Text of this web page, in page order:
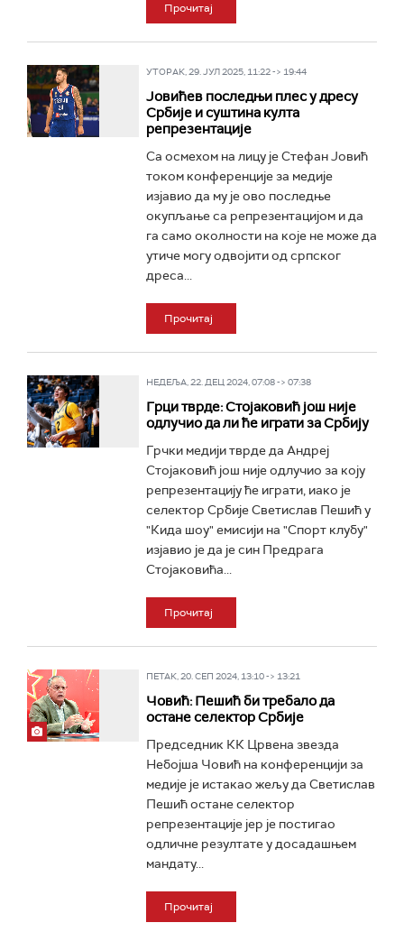
Прочитај
УТОРАК, 29. ЈУЛ 2025, 11:22 -> 19:44
Јовићев последњи плес у дресу
Србије и суштина култа
репрезентације
Са осмехом на лицу је Стефан Јовић
током конференције за медије
изјавио да му је ово последње
окупљање са репрезентацијом и да
га само околности на које не може да
утиче могу одвојити од српског
дреса...
Прочитај
НЕДЕЉА, 22. ДЕЦ 2024, 07:08 -> 07:38
Грци тврде: Стојаковић још није
одлучио да ли ће играти за Србију
Грчки медији тврде да Андреј
Стојаковић још није одлучио за коју
репрезентацију ће играти, иако је
селектор Србије Светислав Пешић у
"Кида шоу" емисији на "Спорт клубу"
изјавио је да је син Предрага
Стојаковића...
Прочитај
ПЕТАК, 20. СЕП 2024, 13:10 -> 13:21
Човић: Пешић би требало да
остане селектор Србије
Председник КК Црвена звезда
Небојша Човић на конференцији за
медије је истакао жељу да Светислав
Пешић остане селектор
репрезентације јер је постигао
одличне резултате у досадашњем
мандату...
Прочитај